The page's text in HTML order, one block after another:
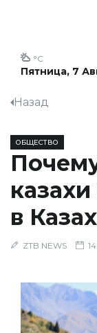
Пятница, 7
°C
Назад
ОБЩЕСТВО
в
ZTB NEWS